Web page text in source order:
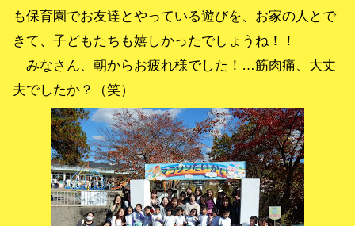
も保育園でお友達とやっている遊びを、お家の人とで
きて、子どもたちも嬉しかったでしょうね！！
みなさん、朝からお疲れ様でした！…筋肉痛、大丈
夫でしたか？（笑）